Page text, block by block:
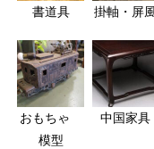
書道具 掛軸・屏
おもちゃ
模型
中国家具